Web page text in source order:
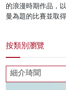
的浪漫時期作品，
曼為題的比賽並取
按類別瀏覽
細介琦聞